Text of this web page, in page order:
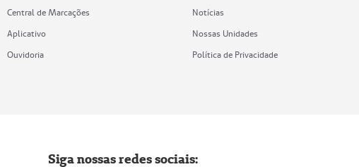
Central de Marcações
Aplicativo
Ouvidoria
Notícias
Nossas Unidades
Política de Privacidade
Siga nossas redes sociais: